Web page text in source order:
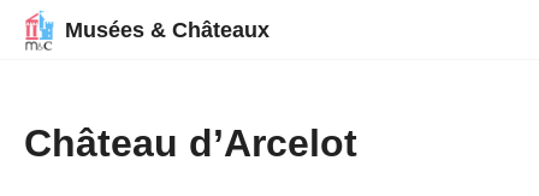
Musées & Châteaux
Château d’Arcelot